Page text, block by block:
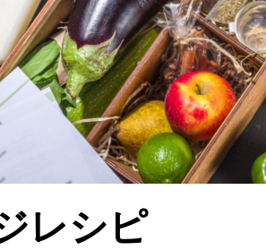
レシピ